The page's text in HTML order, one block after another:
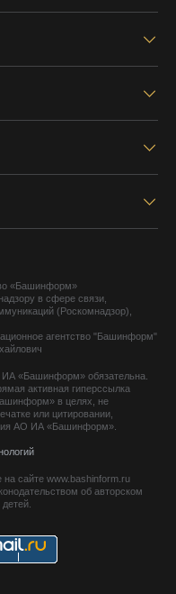
«Башинформ»
в сфере связи,
(Роскомнадзор),
агентство "Башинформ"
ИА «Башинформ» обязательна.
активная гиперссылка
в целях, не
или цитировании,
АО ИА «Башинформ».
сайте www.bashinform.ru
об авторском